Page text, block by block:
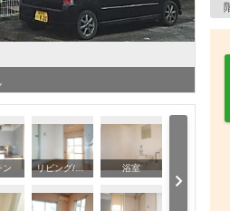
ン リビング/ダイニング 浴室